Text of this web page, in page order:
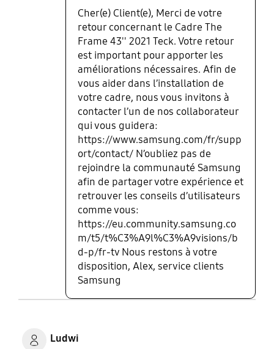
Cher(e) Client(e), Merci de votre
retour concernant le Cadre The
Frame 43'' 2021 Teck. Votre retour
est important pour apporter les
améliorations nécessaires. Afin de
vous aider dans l’installation de
votre cadre, nous vous invitons à
contacter l’un de nos collaborateur
qui vous guidera:
https://www.samsung.com/fr/supp
ort/contact/ N’oubliez pas de
rejoindre la communauté Samsung
afin de partager votre expérience et
retrouver les conseils d’utilisateurs
comme vous:
https://eu.community.samsung.co
m/t5/t%C3%A9l%C3%A9visions/b
d-p/fr-tv Nous restons à votre
disposition, Alex, service clients
Samsung
Ludwi